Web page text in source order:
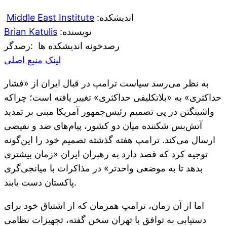
Middle East Institute :اندیشکده
Brian Katulis :نویسنده
رصدخونه اندیشکده ها :رصدگر
لینک منبع اصلی
به نظر می‌رسد سیاست ترامپ در قبال ایران از «فشار
حداکثری» به «بلاتکلیفی حداکثری» تغییر یافته است؛ چراکه
واشینگتن در پی تصمیم رئیس‌جمهور آمریکا مبنی بر تمدید
آتش‌بس شکننده میان دو کشور، پیام‌های ضد و نقیضی
ارسال می‌کند. ترامپ هفته گذشته تصمیم خود را این‌گونه
توجیه کرد که قصد دارد به رهبران ایران «زمان بیشتری
بدهد تا به موضعی واحدتر» در مذاکرات با میانجی‌گری
پاکستان دست یابند.
اما از آن زمان، ترامپ همزمان که از اشتیاق خود برای
دستیابی به توافق با تهران سخن گفته، تجهیزات نظامی